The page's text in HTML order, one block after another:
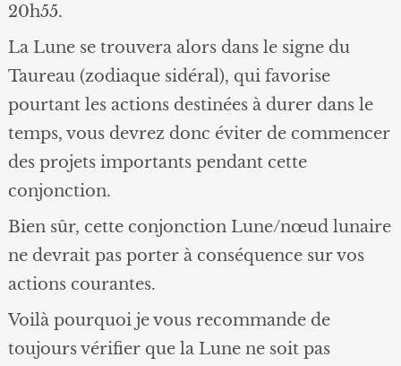
20h55.
La Lune se trouvera alors dans le signe du
Taureau (zodiaque sidéral), qui favorise
pourtant les actions destinées à durer dans le
temps, vous devrez donc éviter de commencer
des projets importants pendant cette
conjonction.
Bien sûr, cette conjonction Lune/nœud lunaire
ne devrait pas porter à conséquence sur vos
actions courantes.
Voilà pourquoi je vous recommande de
toujours vérifier que la Lune ne soit pas